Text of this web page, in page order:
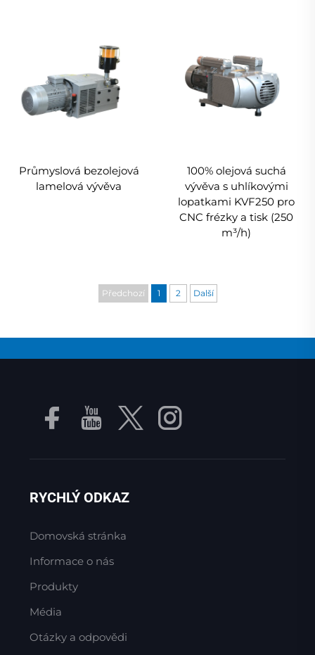
Průmyslová bezolejová
lamelová vývěva
100% olejová suchá
vývěva s uhlíkovými
lopatkami KVF250 pro
CNC frézky a tisk (250
m³/h)
Předchozí 1 2 Další
RYCHLÝ ODKAZ
Domovská stránka
Informace o nás
Produkty
Média
Otázky a odpovědi